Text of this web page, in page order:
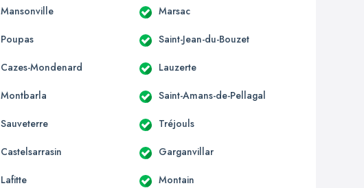
Mansonville Marsac
Poupas Saint-Jean-du-Bouzet
Cazes-Mondenard Lauzerte
Montbarla Saint-Amans-de-Pellagal
Sauveterre Tréjouls
Castelsarrasin Garganvillar
Lafitte Montain